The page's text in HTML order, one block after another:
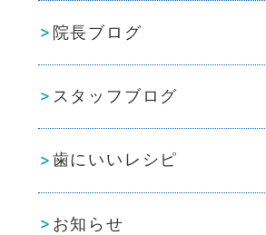
院長ブログ
スタッフブログ
歯にいいレシピ
お知らせ